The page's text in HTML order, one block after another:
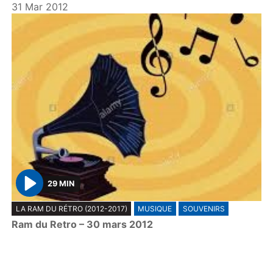
y
31 Mar 2012
P
l
a
29 MIN
LA RAM DU RÉTRO (2012-2017) MUSIQUE SOUVENIRS
Ram du Retro – 30 mars 2012